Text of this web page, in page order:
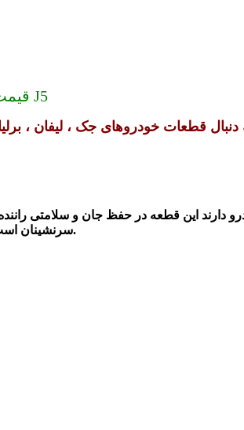
ارسال به سراسر کشور (دیگر گران نخرید) یونیت ایربگ جک J5 | قیمت یونیت ایربگ جک J5
این قطعه در حفظ جان و سلامتی
سرنشینان است. انواع ایربگ در قسمت های مختلفی از خودرو تعبیه شده است که هر کدام حافظ بخشی از سلامتی است.